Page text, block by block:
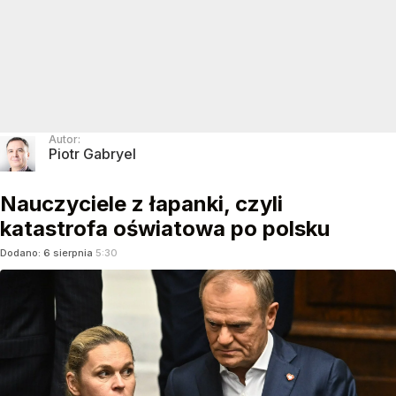
Autor:
Piotr Gabryel
Nauczyciele z łapanki, czyli
katastrofa oświatowa po polsku
Dodano: 6 sierpnia 5:30